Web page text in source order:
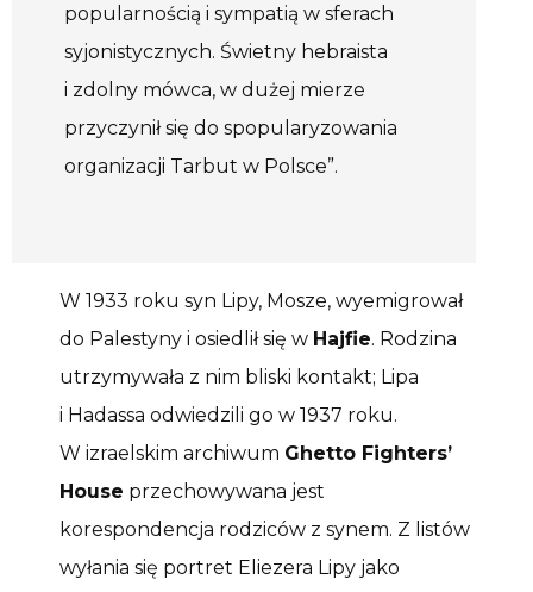
popularnością i sympatią w sferach
syjonistycznych. Świetny hebraista
i zdolny mówca, w dużej mierze
przyczynił się do spopularyzowania
organizacji Tarbut w Polsce”.
W 1933 roku syn Lipy, Mosze, wyemigrował
do Palestyny i osiedlił się w Hajfie. Rodzina
utrzymywała z nim bliski kontakt; Lipa
i Hadassa odwiedzili go w 1937 roku.
W izraelskim archiwum Ghetto Fighters’
House przechowywana jest
korespondencja rodziców z synem. Z listów
wyłania się portret Eliezera Lipy jako